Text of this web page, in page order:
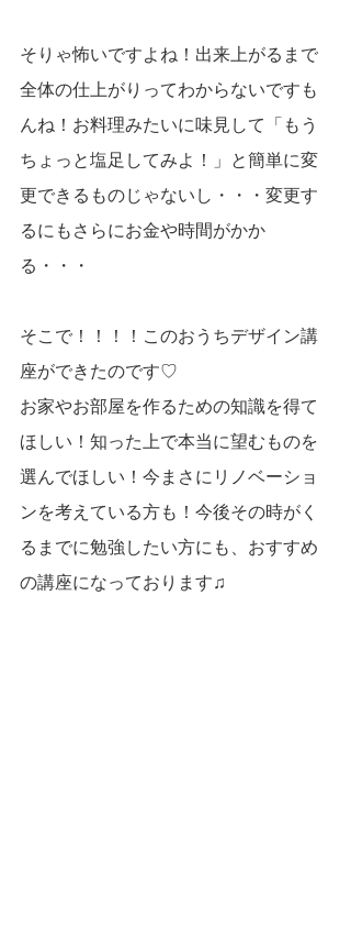
そりゃ怖いですよね！出来上がるまで
全体の仕上がりってわからないですも
んね！お料理みたいに味見して「もう
ちょっと塩足してみよ！」と簡単に変
更できるものじゃないし・・・変更す
るにもさらにお金や時間がかか
る・・・
そこで！！！！このおうちデザイン講
座ができたのです♡
お家やお部屋を作るための知識を得て
ほしい！知った上で本当に望むものを
選んでほしい！今まさにリノベーショ
ンを考えている方も！今後その時がく
るまでに勉強したい方にも、おすすめ
の講座になっております♫